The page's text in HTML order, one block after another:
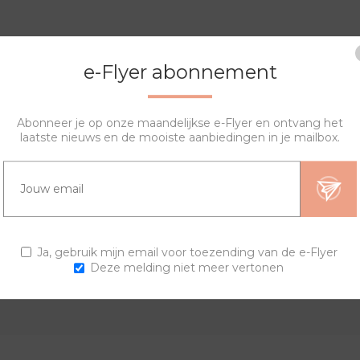
VRAGEN?
sierringen. Stel je eigen horloge samen en creëer je
om de band wilt.
e-Flyer abonnement
Abonneer je op onze maandelijkse e-Flyer en ontvang het
laatste nieuws en de mooiste aanbiedingen in je mailbox.
Ja, gebruik mijn email voor toezending van de e-Flyer
Deze melding niet meer vertonen